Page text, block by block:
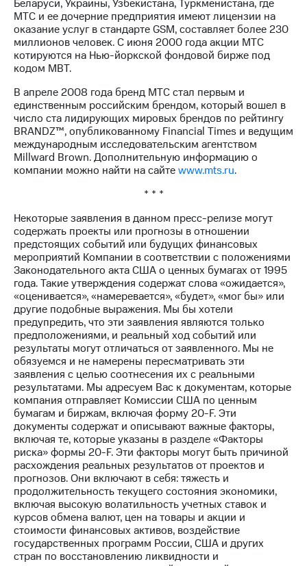
Беларуси, Украины, Узбекистана, Туркменистана, где
МТС и ее дочерние предприятия имеют лицензии на
оказание услуг в стандарте GSM, составляет более 230
миллионов человек. С июня 2000 года акции МТС
котируются на Нью-йоркской фондовой бирже под
кодом MBT.
В апреле 2008 года бренд МТС стал первым и
единственным российским брендом, который вошел в
число ста лидирующих мировых брендов по рейтингу
BRANDZ™, опубликованному Financial Times и ведущим
международным исследовательским агентством
Millward Brown. Дополнительную информацию о
компании можно найти на сайтеwww.mts.ru.
* * *
Некоторые заявления в данном пресс-релизе могут
содержать проекты или прогнозы в отношении
предстоящих событий или будущих финансовых
мероприятий Компании в соответствии с положениями
Законодательного акта США о ценных бумагах от 1995
года. Такие утверждения содержат слова «ожидается»,
«оценивается», «намеревается», «будет», «мог бы» или
другие подобные выражения. Мы бы хотели
предупредить, что эти заявления являются только
предположениями, и реальный ход событий или
результаты могут отличаться от заявленного. Мы не
обязуемся и не намерены пересматривать эти
заявления с целью соотнесения их с реальными
результатами. Мы адресуем Вас к документам, которые
компания отправляет Комиссии США по ценным
бумагам и биржам, включая форму 20-F. Эти
документы содержат и описывают важные факторы,
включая те, которые указаны в разделе «Факторы
риска» формы 20-F. Эти факторы могут быть причиной
расхождения реальных результатов от проектов и
прогнозов. Они включают в себя: тяжесть и
продолжительность текущего состояния экономики,
включая высокую волатильность учетных ставок и
курсов обмена валют, цен на товары и акции и
стоимости финансовых активов, воздействие
государственных программ России, США и других
стран по восстановлению ликвидности и